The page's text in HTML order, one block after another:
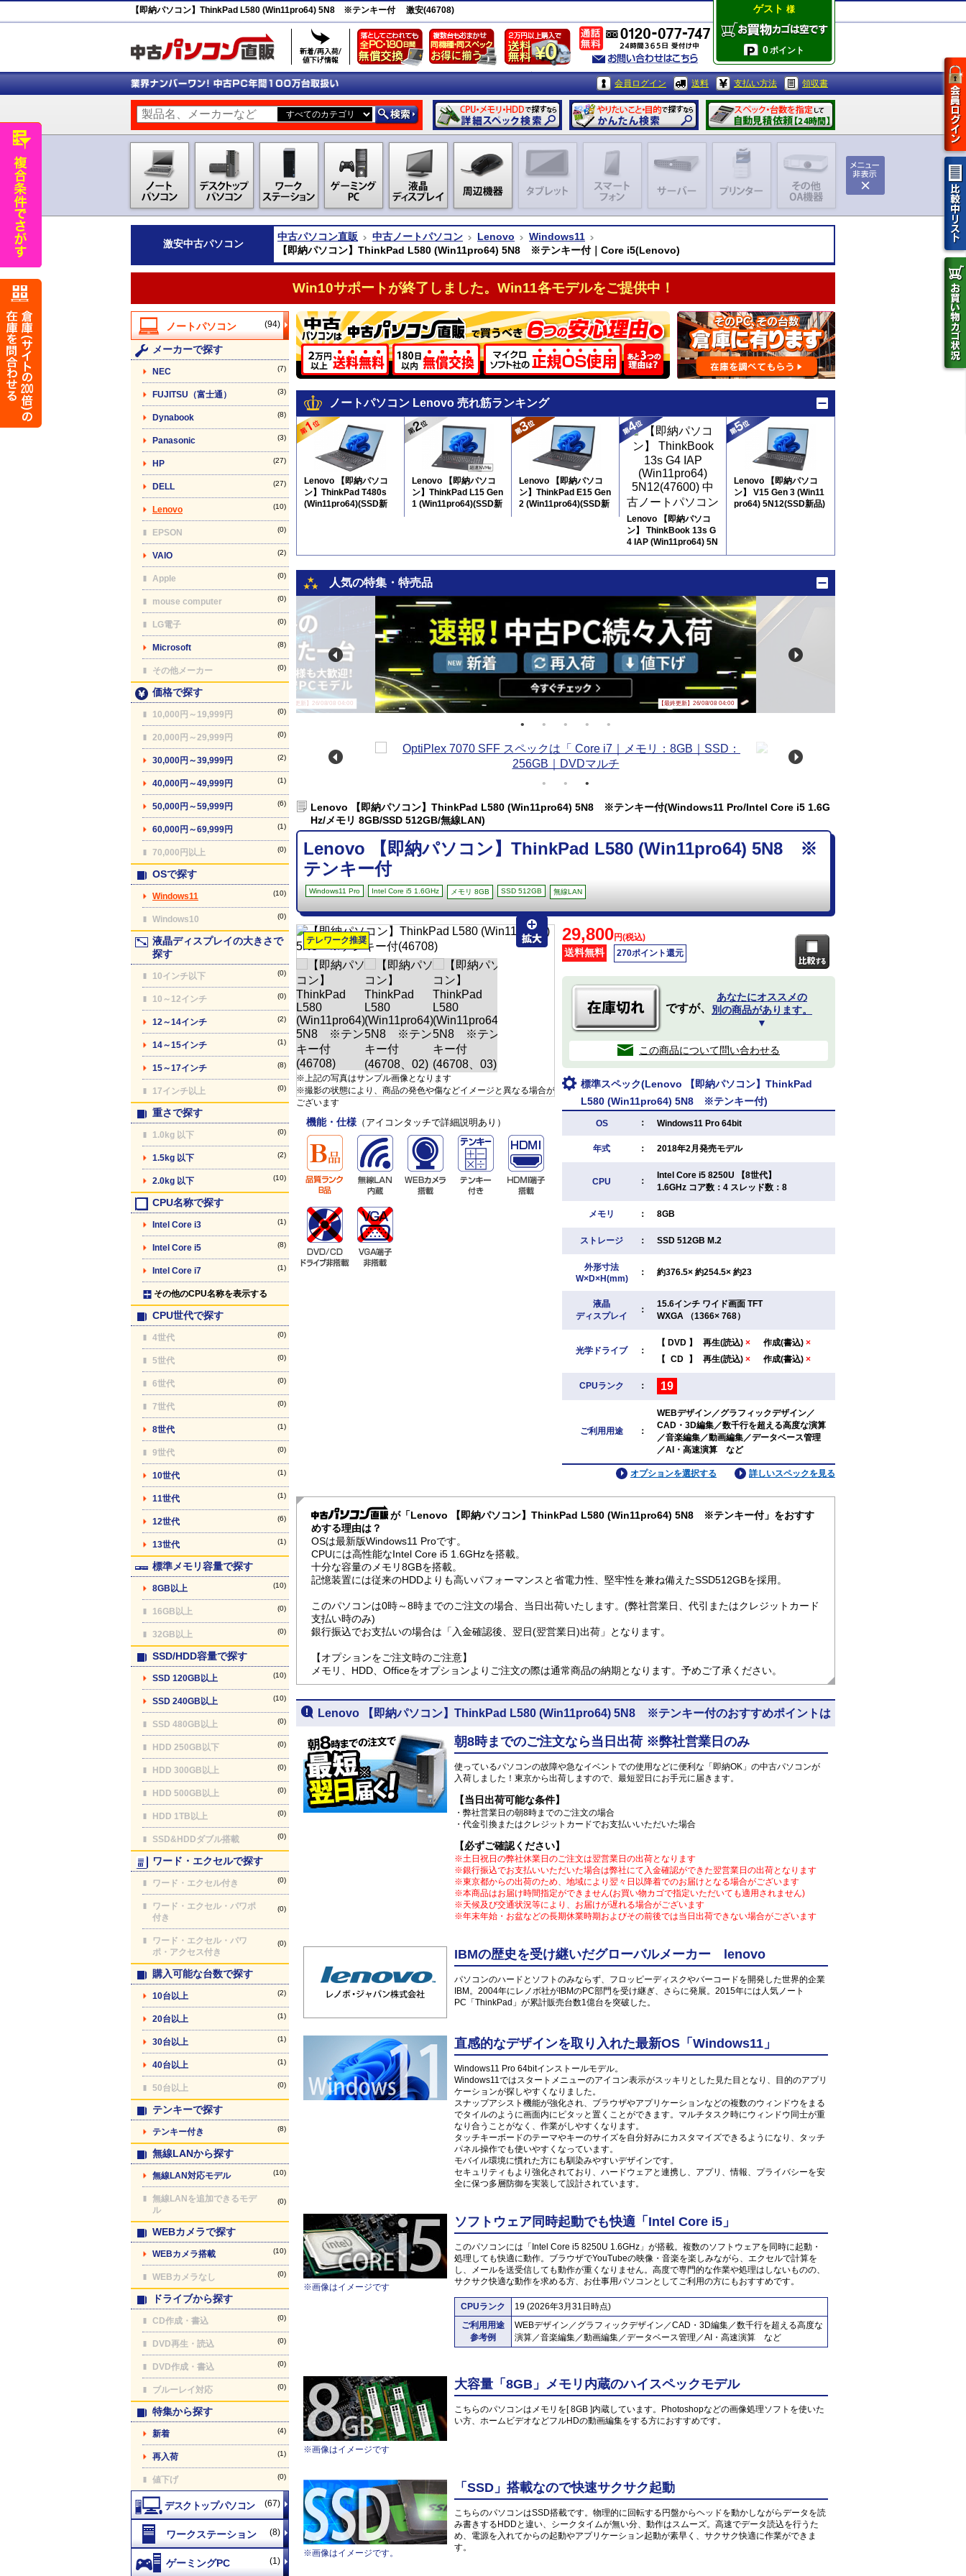
【即納パソコン】ThinkPad L580 (Win11pro64) 5N8 ※テンキー付 激安(46708) ゲスト 様
0ポイント
会員ログイン 送料 支払い方法 領収書
激安中古パソコン
中古パソコン直販 中古ノートパソコン Lenovo
Windows11
【即納パソコン】ThinkPad L580 (Win11pro64) 5N8 ※テンキー付｜Core i5(Lenovo)
Win10サポートが終了しました。Win11各モデルをご提供中！
(94)
メーカーで探す
NEC (7)
FUJITSU（富士通） (3)
Dynabook (8)
Panasonic (3)
HP (27)
DELL (27)
Lenovo (10)
EPSON (0)
VAIO (2)
Apple (0)
mouse computer (0)
LG電子 (0)
Microsoft (8)
その他メーカー (0)
価格で探す
10,000円～19,999円 (0)
20,000円～29,999円 (0)
30,000円～39,999円 (2)
40,000円～49,999円 (1)
50,000円～59,999円 (6)
60,000円～69,999円 (1)
70,000円以上 (0)
OSで探す
Windows11 (10)
Windows10 (0)
液晶ディスプレイの大きさで
探す
10インチ以下 (0)
10～12インチ (0)
12～14インチ (2)
14～15インチ (1)
15～17インチ (8)
17インチ以上 (0)
重さで探す
1.0kg 以下 (0)
1.5kg 以下 (2)
2.0kg 以下 (10)
CPU名称で探す
Intel Core i3 (1)
Intel Core i5 (8)
Intel Core i7 (1)
その他のCPU名称を表示する
CPU世代で探す
4世代 (0)
5世代 (0)
6世代 (0)
7世代 (0)
8世代 (1)
9世代 (0)
10世代 (1)
11世代 (1)
12世代 (6)
13世代 (1)
標準メモリ容量で探す
8GB以上 (10)
16GB以上 (0)
32GB以上 (0)
SSD/HDD容量で探す
SSD 120GB以上 (10)
SSD 240GB以上 (10)
SSD 480GB以上 (0)
HDD 250GB以下 (0)
HDD 300GB以上 (0)
HDD 500GB以上 (0)
HDD 1TB以上 (0)
SSD&HDDダブル搭載 (0)
ワード・エクセルで探す
ワード・エクセル付き (0)
ワード・エクセル・パワポ
付き
(0)
ワード・エクセル・パワ
ポ・アクセス付き
(0)
購入可能な台数で探す
10台以上 (2)
20台以上 (1)
30台以上 (1)
40台以上 (1)
50台以上 (0)
テンキーで探す
テンキー付き (8)
無線LANから探す
無線LAN対応モデル (10)
無線LANを追加できるモデ
ル
(0)
WEBカメラで探す
WEBカメラ搭載 (10)
WEBカメラなし (0)
ドライブから探す
CD作成・書込 (0)
DVD再生・読込 (0)
DVD作成・書込 (0)
ブルーレイ対応 (0)
特集から探す
新着 (4)
再入荷 (1)
値下げ (0)
(67)
(8)
(1)
ノートパソコン Lenovo 売れ筋ランキング
Lenovo 【即納パソコ
ン】ThinkPad T480s
(Win11pro64)(SSD新
Lenovo 【即納パソコ
ン】ThinkPad L15 Gen
1 (Win11pro64)(SSD新
Lenovo 【即納パソコ
ン】ThinkPad E15 Gen
2 (Win11pro64)(SSD新
Lenovo 【即納パソコ
ン】 ThinkBook 13s G
4 IAP (Win11pro64) 5N
12
Lenovo 【即納パソコ
ン】 V15 Gen 3 (Win11
pro64) 5N12(SSD新品)
人気の特集・特売品
【最終更新】26/08/08 04:00 【最終更新】26/08/08 04:00
Lenovo 【即納パソコン】ThinkPad L580 (Win11pro64) 5N8 ※テンキー付(Windows11 Pro/Intel Core i5 1.6G
Hz/メモリ 8GB/SSD 512GB/無線LAN)
Lenovo 【即納パソコン】ThinkPad L580 (Win11pro64) 5N8 ※
テンキー付
Windows11 Pro Intel Core i5 1.6GHz メモリ 8GB SSD 512GB 無線LAN
テレワーク推奨
※上記の写真はサンプル画像となります
※撮影の状態により、商品の発色や傷などイメージと異なる場合が
ございます
機能・仕様 （アイコンタッチで詳細説明あり）
29,800円(税込)
送料無料 270ポイント還元
ですが、
あなたにオススメの
別の商品があります。
▼
この商品について問い合わせる
標準スペック(Lenovo 【即納パソコン】ThinkPad
L580 (Win11pro64) 5N8 ※テンキー付)
OS ： Windows11 Pro 64bit
年式 ： 2018年2月発売モデル
CPU ：
Intel Core i5 8250U 【8世代】
1.6GHz コア数：4 スレッド数：8
メモリ ： 8GB
ストレージ ： SSD 512GB M.2
外形寸法
W×D×H(mm)
： 約376.5× 約254.5× 約23
液晶
ディスプレイ
：
15.6インチ ワイド画面 TFT
WXGA （1366× 768）
光学ドライブ ：
【 DVD 】 再生(読込) × 作成(書込) ×
【 CD 】 再生(読込) × 作成(書込) ×
CPUランク ： 19
ご利用用途 ：
WEBデザイン／グラフィックデザイン／
CAD・3D編集／数千行を超える高度な演算
／音楽編集／動画編集／データベース管理
／AI・高速演算 など
詳しいスペックを見る
オプションを選択する
が「Lenovo 【即納パソコン】ThinkPad L580 (Win11pro64) 5N8 ※テンキー付」をおすす
めする理由は？
OSは最新版Windows11 Proです。
CPUには高性能なIntel Core i5 1.6GHzを搭載。
十分な容量のメモリ8GBを搭載。
記憶装置には従来のHDDよりも高いパフォーマンスと省電力性、堅牢性を兼ね備えたSSD512GBを採用。
このパソコンは0時～8時までのご注文の場合、当日出荷いたします。(弊社営業日、代引またはクレジットカード
支払い時のみ)
銀行振込でお支払いの場合は「入金確認後、翌日(翌営業日)出荷」となります。
【オプションをご注文時のご注意】
メモリ、HDD、Officeをオプションよりご注文の際は通常商品の納期となります。予めご了承ください。
Lenovo 【即納パソコン】ThinkPad L580 (Win11pro64) 5N8 ※テンキー付のおすすめポイントは
朝8時までのご注文なら当日出荷 ※弊社営業日のみ
使っているパソコンの故障や急なイベントでの使用などに便利な「即納OK」の中古パソコンが
入荷しました！東京から出荷しますので、最短翌日にお手元に届きます。
【当日出荷可能な条件】
・弊社営業日の朝8時までのご注文の場合
・代金引換またはクレジットカードでお支払いいただいた場合
【必ずご確認ください】
※土日祝日の弊社休業日のご注文は翌営業日の出荷となります
※銀行振込でお支払いいただいた場合は弊社にて入金確認ができた翌営業日の出荷となります
※東京都からの出荷のため、地域により翌々日以降着でのお届けとなる場合がございます
※本商品はお届け時間指定ができません(お買い物カゴで指定いただいても適用されません)
※天候及び交通状況等により、お届けが遅れる場合がございます
※年末年始・お盆などの長期休業時期およびその前後では当日出荷できない場合がございます
IBMの歴史を受け継いだグローバルメーカー lenovo
パソコンのハードとソフトのみならず、フロッピーディスクやバーコードを開発した世界的企業
IBM。2004年にレノボ社がIBMのPC部門を受け継ぎ、さらに発展。2015年には人気ノート
PC「ThinkPad」が累計販売台数1億台を突破した。
直感的なデザインを取り入れた最新OS「Windows11」
Windows11 Pro 64bitインストールモデル。
Windows11ではスタートメニューのアイコン表示がスッキリとした見た目となり、目的のアプリ
ケーションが探しやすくなりました。
スナップアシスト機能が強化され、ブラウザやアプリケーションなどの複数のウィンドウをまる
でタイルのように画面内にピタッと置くことができます。マルチタスク時にウィンドウ同士が重
なり合うことがなく、作業がしやすくなります。
タッチキーボードのテーマやキーのサイズを自分好みにカスタマイズできるようになり、タッチ
パネル操作でも使いやすくなっています。
モバイル環境に慣れた方にも馴染みやすいデザインです。
セキュリティもより強化されており、ハードウェアと連携し、アプリ、情報、プライバシーを安
全に保つ多層防御を実装して設計されています。
※画像はイメージです
ソフトウェア同時起動でも快適「Intel Core i5」
このパソコンには「Intel Core i5 8250U 1.6GHz」が搭載。複数のソフトウェアを同時に起動・
処理しても快適に動作。ブラウザでYouTubeの映像・音楽を楽しみながら、エクセルで計算を
し、メールを送受信しても動作が重くなりません。高度で専門的な作業や処理はしないものの、
サクサク快適な動作を求める方、お仕事用パソコンとしてご利用の方にもおすすめです。
CPUランク
19 (2026年3月31日時点)
ご利用用途
参考例
WEBデザイン／グラフィックデザイン／CAD・3D編集／数千行を超える高度な
演算／音楽編集／動画編集／データベース管理／AI・高速演算 など
※画像はイメージです
大容量「8GB」メモリ内蔵のハイスペックモデル
こちらのパソコンはメモリを[ 8GB ]内蔵しています。Photoshopなどの画像処理ソフトを使いた
い方、ホームビデオなどフルHDの動画編集をする方におすすめです。
※画像はイメージです。
「SSD」搭載なので快速サクサク起動
こちらのパソコンはSSD搭載です。物理的に回転する円盤からヘッドを動かしながらデータを読
み書きするHDDと違い、シークタイムが無い分、動作はスムーズ。高速でデータ読込を行うた
め、電源を入れてからの起動やアプリケーション起動が素早く、サクサク快適に作業ができま
す。